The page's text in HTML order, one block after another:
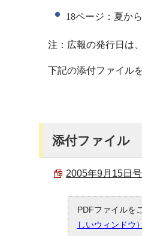
18ページ：夏か
注：広報の発行日は
下記の添付ファイル
添付ファイル
2005年9月15日
PDFファイルを
しいウィンドウ）